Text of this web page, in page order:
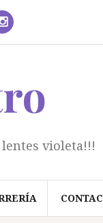
Instagram
violeta!!!